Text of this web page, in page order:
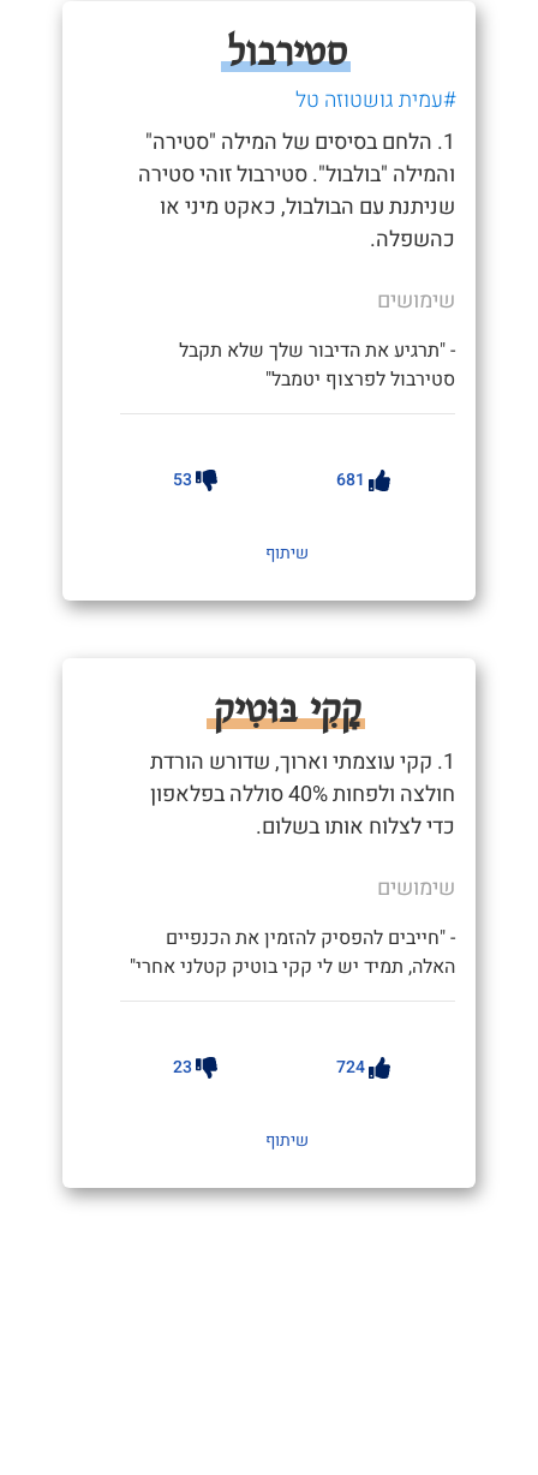
סטירבול
#עמית גושטוזה טל
1. הלחם בסיסים של המילה "סטירה"
והמילה "בולבול". סטירבול זוהי סטירה
שניתנת עם הבולבול, כאקט מיני או
כהשפלה.
שימושים
- "תרגיע את הדיבור שלך שלא תקבל
סטירבול לפרצוף יטמבל"
681
53
שיתוף
קָקִי בּוּטִיק
1. קקי עוצמתי וארוך, שדורש הורדת
חולצה ולפחות 40% סוללה בפלאפון
כדי לצלוח אותו בשלום.
שימושים
- "חייבים להפסיק להזמין את הכנפיים
האלה, תמיד יש לי קקי בוטיק קטלני אחרי"
724
23
שיתוף